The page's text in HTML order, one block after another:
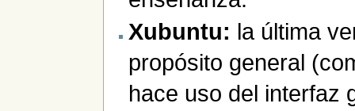
Xubuntu: la última
propósito general
hace uso del interfaz